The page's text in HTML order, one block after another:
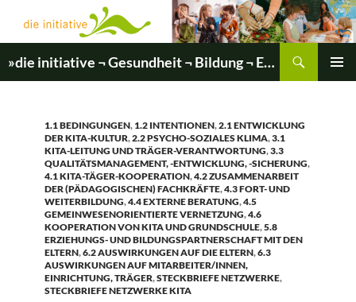
Inhalt
springen
»die initiative ¬ Gesundheit ¬ Bildung ¬ Entwicklung«
1.1 BEDINGUNGEN, 1.2 INTENTIONEN,2.1 ENTWICKLUNG
DER KITA-KULTUR,2.2 PSYCHO-SOZIALES KLIMA,3.1
KITA-LEITUNG UND TRÄGER-VERANTWORTUNG,3.3
QUALITÄTSMANAGEMENT, -ENTWICKLUNG, -SICHERUNG,
4.1 KITA-TÄGER-KOOPERATION,4.2 ZUSAMMENARBEIT
DER (PÄDAGOGISCHEN) FACHKRÄFTE,4.3 FORT- UND
WEITERBILDUNG,4.4 EXTERNE BERATUNG,4.5
GEMEINWESENORIENTIERTE VERNETZUNG,4.6
KOOPERATION VON KITA UND GRUNDSCHULE,5.8
ERZIEHUNGS- UND BILDUNGSPARTNERSCHAFT MIT DEN
ELTERN,6.2 AUSWIRKUNGEN AUF DIE ELTERN,6.3
AUSWIRKUNGEN AUF MITARBEITER/INNEN,
EINRICHTUNG, TRÄGER,STECKBRIEFE NETZWERKE,
STECKBRIEFE NETZWERKE KITA